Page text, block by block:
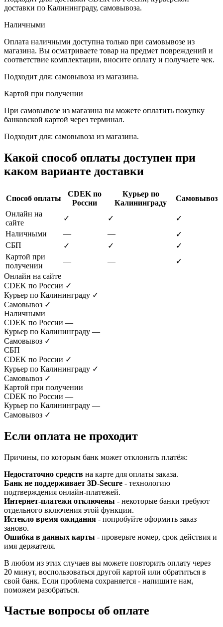
доставки по Калининграду, самовывоза.
Наличными
Оплата наличными доступна только при самовывозе из
магазина. Вы осматриваете товар на предмет повреждений и
соответствие комплектации, вносите оплату и получаете чек.
Подходит для: самовывоза из магазина.
Картой при получении
При самовывозе из магазина вы можете оплатить покупку
банковской картой через терминал.
Подходит для: самовывоза из магазина.
Какой способ оплаты доступен при
каком варианте доставки
Способ оплаты
CDEK по
России
Курьер по
Калининграду
Самовывоз
Онлайн на
сайте
✓ ✓
✓
Наличными
— —
✓
СБП
✓ ✓
✓
Картой при
получении
— —
✓
Онлайн на сайте
CDEK по России ✓
Курьер по Калининграду ✓
Самовывоз ✓
Наличными
CDEK по России —
Курьер по Калининграду —
Самовывоз ✓
СБП
CDEK по России ✓
Курьер по Калининграду ✓
Самовывоз ✓
Картой при получении
CDEK по России —
Курьер по Калининграду —
Самовывоз ✓
Если оплата не проходит
Причины, по которым банк может отклонить платёж:
Недостаточно средств на карте для оплаты заказа.
Банк не поддерживает 3D-Secure - технологию
подтверждения онлайн-платежей.
Интернет-платежи отключены - некоторые банки требуют
отдельного включения этой функции.
Истекло время ожидания - попробуйте оформить заказ
заново.
Ошибка в данных карты - проверьте номер, срок действия и
имя держателя.
В любом из этих случаев вы можете повторить оплату через
20 минут, воспользоваться другой картой или обратиться в
свой банк. Если проблема сохраняется - напишите нам,
поможем разобраться.
Частые вопросы об оплате